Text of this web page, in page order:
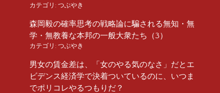
カテゴリ: つぶやき
森岡毅の確率思考の戦略論に騙される無知・無
学・無教養な本邦の一般大衆たち（3）
カテゴリ: つぶやき
男女の賃金差は、「女のやる気のなさ」だとエ
ビデンス経済学で決着ついているのに、いつま
でポリコレやるつもりだ？